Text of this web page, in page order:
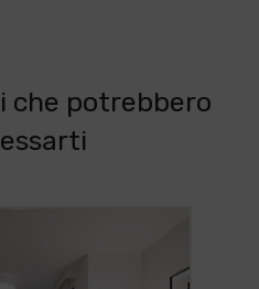
che potrebbero